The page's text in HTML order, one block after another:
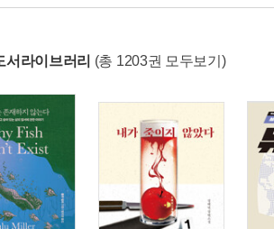
서라이브러리 (총 1203권 모두보기)